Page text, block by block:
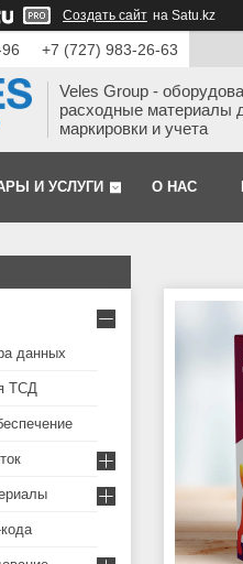
Создать сайт на Satu.kz
+7 (727) 983-26-63
Veles Group -
расходные материалы
маркировки и учета
И УСЛУГИ О НАС
данных
ТСД